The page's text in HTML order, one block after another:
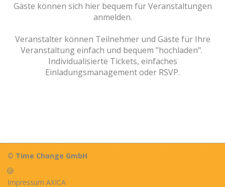
Gäste können sich hier bequem für Veranstaltungen
anmelden.
Veranstalter können Teilnehmer und Gäste für Ihre
Veranstaltung einfach und bequem "hochladen".
Individualisierte Tickets, einfaches
Einladungsmanagement oder RSVP.
© Time Change GmbH
🍪
Impressum AXICA